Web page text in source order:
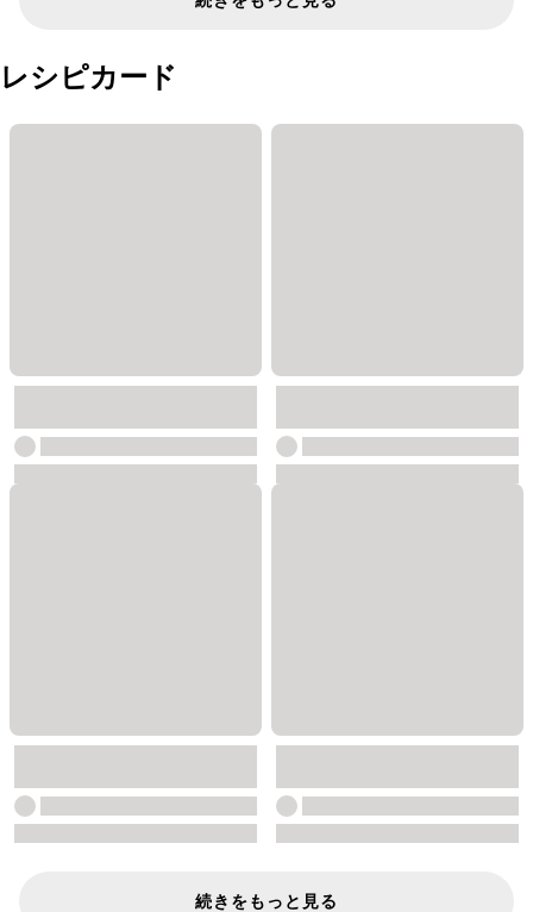
レシピカード
続きをもっと見る